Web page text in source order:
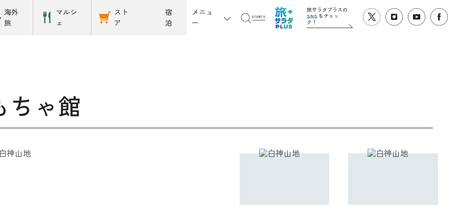
海外
旅
マルシ
ェ
スト
ア
宿
泊
メニュ
ー
旅サラダプラスの
SNSをチェッ
ク！
ちゃ館